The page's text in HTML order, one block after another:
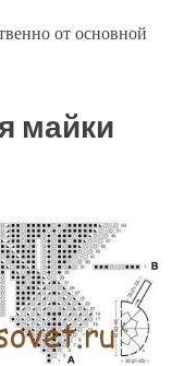
от основной
майки